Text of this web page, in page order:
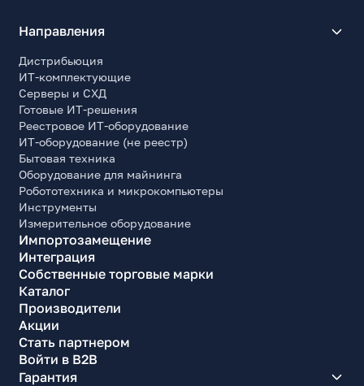
Направления
Дистрибьюция
ИТ-комплектующие
Серверы и СХД
Готовые ИТ-решения
Реестровое ИТ-оборудование
ИТ-оборудование (не реестр)
Бытовая техника
Оборудование для майнинга
Робототехника и микрокомпьютеры
Инструменты
Измерительное оборудование
Импортозамещение
Интеграция
Собственные торговые марки
Каталог
Производители
Акции
Стать партнером
Войти в B2B
Гарантия